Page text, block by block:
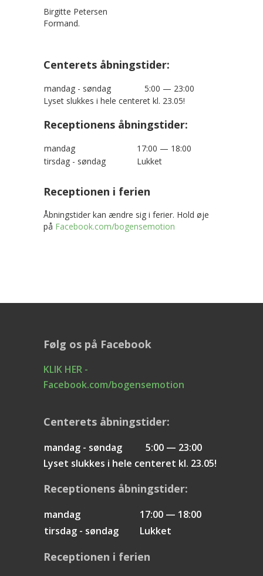
Birgitte Petersen
Formand.
Centerets åbningstider:
mandag - søndag
5:00 — 23:00
Lyset slukkes i hele centeret kl. 23.05!
Receptionens åbningstider:
mandag
17:00 — 18:00
tirsdag - søndag
Lukket
Receptionen i ferien
Åbningstider kan ændre sig i ferier. Hold øje
på Facebook.com/bogensemotion
Følg os på Facebook
KLIK HER -
Facebook.com/bogensemotion
Centerets åbningstider:
mandag - søndag
5:00 — 23:00
Lyset slukkes i hele centeret kl. 23.05!
Receptionens åbningstider:
mandag
17:00 — 18:00
tirsdag - søndag
Lukket
Receptionen i ferien